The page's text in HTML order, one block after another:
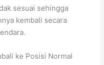
sesuai sehingga
kembali secara
ke Posisi Normal